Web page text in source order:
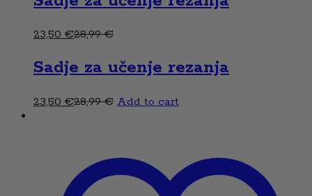
23,50 €28,99€
Sadje za učenje rezanja
23,50 €28,99€ Add to cart